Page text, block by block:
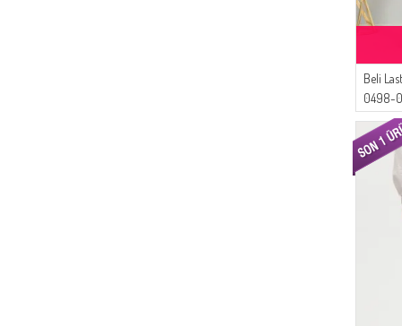
Beli
0498-